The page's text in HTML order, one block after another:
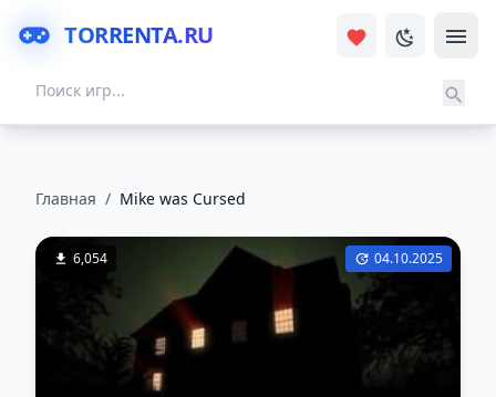
TORRENTA.RU
Главная / Mike was Сursed
6,054 04.10.2025